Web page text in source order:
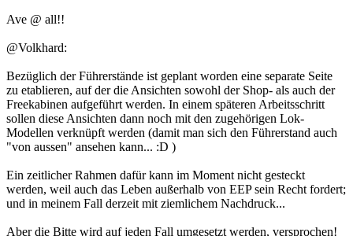
Ave @ all!!
@Volkhard:
Bezüglich der Führerstände ist geplant worden eine separate Seite
zu etablieren, auf der die Ansichten sowohl der Shop- als auch der
Freekabinen aufgeführt werden. In einem späteren Arbeitsschritt
sollen diese Ansichten dann noch mit den zugehörigen Lok-
Modellen verknüpft werden (damit man sich den Führerstand auch
"von aussen" ansehen kann... :D )
Ein zeitlicher Rahmen dafür kann im Moment nicht gesteckt
werden, weil auch das Leben außerhalb von EEP sein Recht fordert;
und in meinem Fall derzeit mit ziemlichem Nachdruck...
Aber die Bitte wird auf jeden Fall umgesetzt werden, versprochen!